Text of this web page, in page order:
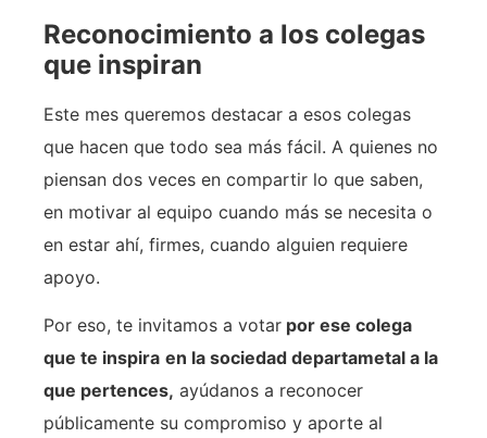
Reconocimiento a los colegas
que inspiran
Este mes queremos destacar a esos colegas
que hacen que todo sea más fácil. A quienes no
piensan dos veces en compartir lo que saben,
en motivar al equipo cuando más se necesita o
en estar ahí, firmes, cuando alguien requiere
apoyo.
Por eso, te invitamos a votar por ese colega
que te inspira en la sociedad departametal a la
que pertences, ayúdanos a reconocer
públicamente su compromiso y aporte al